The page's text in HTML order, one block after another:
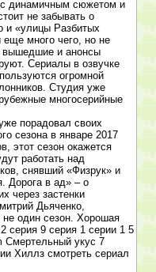
динамичным сюжетом и
не забывать о
и «улицы Разбитых
много чего, но не
вышедшие и анонсы
Сериалы в озвучке
огромной
Студия уже
многосерийные
порадовал своих
сезона в январе 2017
этот сезон окажется
работать над
снявший «Физрук» и
Дорога в ад» – о
через застенки
Дьяченко,
не один сезон. Хорошая
серия 9 серия 1 серии 1 5
Смертельный укус 7
Хиллз смотреть сериал